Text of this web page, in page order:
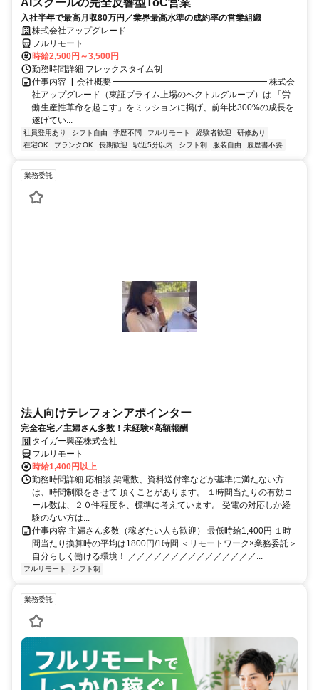
入社半年で最高月収80万円／業界最高水準の成約率の営業組織
株式会社アップグレード
フルリモート
時給2,500円～3,500円
勤務時間詳細 フレックスタイム制
仕事内容 ▏会社概要 ━━━━━━━━━━━━━━━━━━ 株式会
社アップグレード（東証プライム上場のベクトルグループ）は 「労
働生産性革命を起こす」をミッションに掲げ、前年比300%の成長を
遂げてい...
社員登用あり シフト自由 学歴不問 フルリモート 経験者歓迎
研修あり
在宅OK
ブランクOK 長期歓迎 駅近5分以内 シフト制 服装自由 履歴書不要
業務委託
法人向けテレフォンアポインター
完全在宅／主婦さん多数！未経験×高額報酬
タイガー興産株式会社
フルリモート
時給1,400円以上
勤務時間詳細 応相談 架電数、資料送付率などが基準に満たない方
は、時間制限をさせて 頂くことがあります。 １時間当たりの有効コ
ール数は、２０件程度を、標準に考えています。 受電の対応しか経
験のない方は...
仕事内容 主婦さん多数（稼ぎたい人も歓迎） 最低時給1,400円 １時
間当たり換算時の平均は1800円/1時間 ＜リモートワーク×業務委託＞
自分らしく働ける環境！ ／／／／／／／／／／／／／／／...
フルリモート シフト制
業務委託